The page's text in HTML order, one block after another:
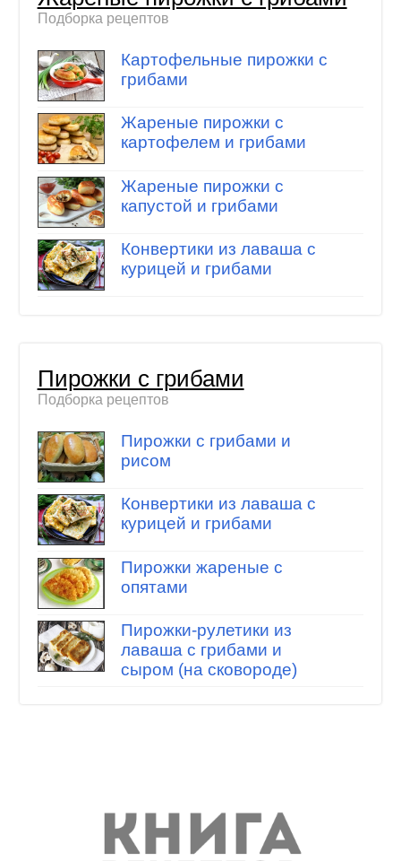
Подборка рецептов
Картофельные пирожки с
грибами
Жареные пирожки с
картофелем и грибами
Жареные пирожки с
капустой и грибами
Конвертики из лаваша с
курицей и грибами
Пирожки с грибами
Подборка рецептов
Пирожки с грибами и
рисом
Конвертики из лаваша с
курицей и грибами
Пирожки жареные с
опятами
Пирожки-рулетики из
лаваша с грибами и
сыром (на сковороде)